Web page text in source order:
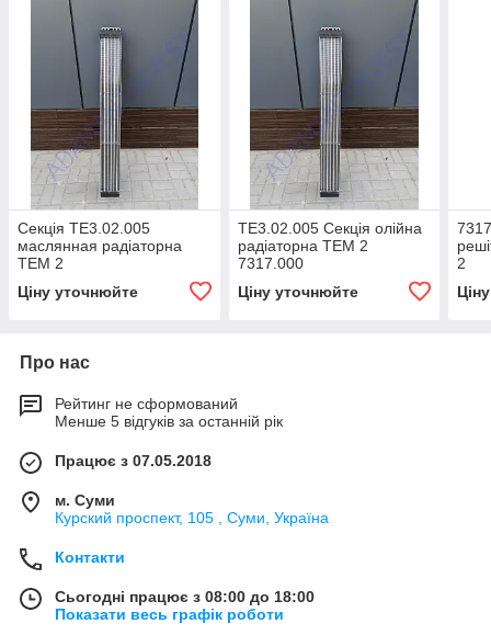
Секція ТЕ3.02.005
маслянная радіаторна
ТЕМ 2
Ціну уточнюйте
ТЕ3.02.005 Секція олійна
радіаторна ТЕМ 2
7317.000
Ціну уточнюйте
2
Про нас
Рейтинг не сформований
Менше 5 відгуків за останній рік
Працює з 07.05.2018
м. Суми
Курский проспект, 105 , Суми, Україна
Контакти
Сьогодні працює з 08:00 до 18:00
Показати весь графік роботи